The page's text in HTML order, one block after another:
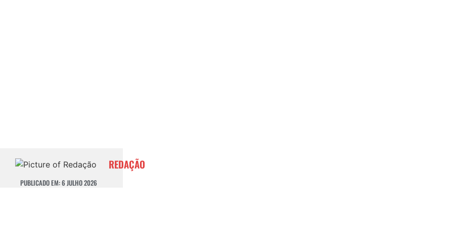
REDAÇÃO
PUBLICADO EM:6 JULHO 2026